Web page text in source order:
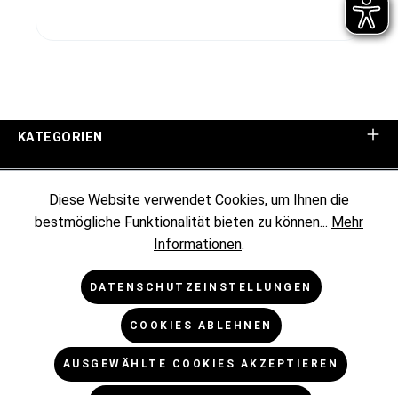
KATEGORIEN
KUNDENINFORMATIONEN
RECHTLICHES
Diese Website verwendet Cookies, um Ihnen die
bestmögliche Funktionalität bieten zu können... Mehr
Informationen.
DATENSCHUTZEINSTELLUNGEN
COOKIES ABLEHNEN
AUSGEWÄHLTE COOKIES AKZEPTIEREN